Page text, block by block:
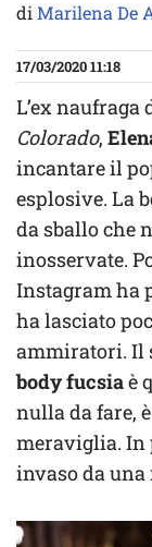
diMarilena De
17/03/2020 11:18
L’ex naufraga
Colorado,
incantare il
esplosive. La
da sballo che
inosservate.
Instagram ha
ha lasciato
ammiratori. Il
body fucsiaè
nulla da fare,
meraviglia. In
invaso da una